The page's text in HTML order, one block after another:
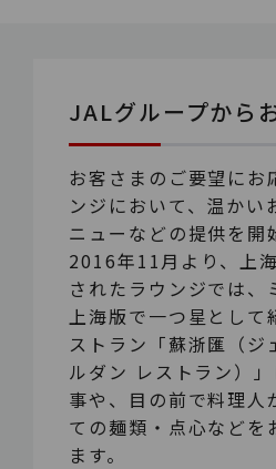
JALグループから
お客さまのご要望にお
ンジにおいて、温かい
ニューなどの提供を開
2016年11月より、上
されたラウンジでは、
上海版で一つ星とし
ストラン「蘇浙匯（ジ
ルダン レストラン）
事や、目の前で料理人
ての麺類・点心などを
ます。